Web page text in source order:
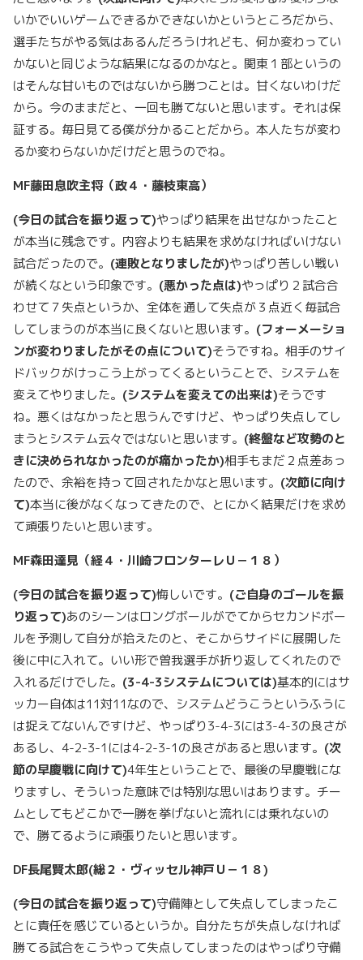
いかでいいゲームできるかできないかというところだから、
選手たちがやる気はあるんだろうけれども、何か変わってい
かないと同じような結果になるのかなと。関東１部というの
はそんな甘いものではないから勝つことは。甘くないわけだ
から。今のままだと、一回も勝てないと思います。それは保
証する。毎日見てる僕が分かることだから。本人たちが変わ
るか変わらないかだけだと思うのでね。
MF藤田息吹主将（政４・藤枝東高）
(今日の試合を振り返って)やっぱり結果を出せなかったこと
が本当に残念です。内容よりも結果を求めなければいけない
試合だったので。 (連敗となりましたが)やっぱり苦しい戦い
が続くなという印象です。 (悪かった点は)やっぱり２試合合
わせて７失点というか、全体を通して失点が３点近く毎試合
してしまうのが本当に良くないと思います。 (フォーメーショ
ンが変わりましたがその点について)そうですね。相手のサイ
ドバックがけっこう上がってくるということで、システムを
変えてやりました。 (システムを変えての出来は)そうです
ね。悪くはなかったと思うんですけど、やっぱり失点してし
まうとシステム云々ではないと思います。 (終盤など攻勢のと
きに決められなかったのが痛かったか)相手もまだ２点差あっ
たので、余裕を持って回されたかなと思います。 (次節に向け
て)本当に後がなくなってきたので、とにかく結果だけを求め
て頑張りたいと思います。
MF森田達見（経４・川崎フロンターレＵ－１８）
(今日の試合を振り返って)悔しいです。 (ご自身のゴールを振
り返って)あのシーンはロングボールがでてからセカンドボー
ルを予測して自分が拾えたのと、そこからサイドに展開した
後に中に入れて。いい形で曽我選手が折り返してくれたので
入れるだけでした。 (3-4-3システムについては)基本的にはサ
ッカー自体は11対11なので、システムどうこうというふうに
は捉えてないんですけど、やっぱり3-4-3には3-4-3の良さが
あるし、4-2-3-1には4-2-3-1の良さがあると思います。 (次
節の早慶戦に向けて)4年生ということで、最後の早慶戦にな
りますし、そういった意味では特別な思いはあります。チー
ムとしてもどこかで一勝を挙げないと流れには乗れないの
で、勝てるように頑張りたいと思います。
DF長尾賢太郎(総２・ヴィッセル神戸Ｕ－１８)
(今日の試合を振り返って)守備陣として失点してしまったこ
とに責任を感じているというか。自分たちが失点しなければ
勝てる試合をこうやって失点してしまったのはやっぱり守備